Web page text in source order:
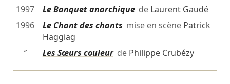
1997
Le Banquet anarchiquede Laurent Gaudé
1996
Le Chant des chants mise en scène Patrick
Haggiag
″
Les Sœurs couleurde Philippe Crubézy